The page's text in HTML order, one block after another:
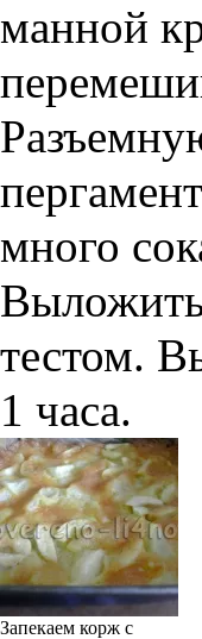
манной
много
тестом.
1 часа.
Запекаем корж с